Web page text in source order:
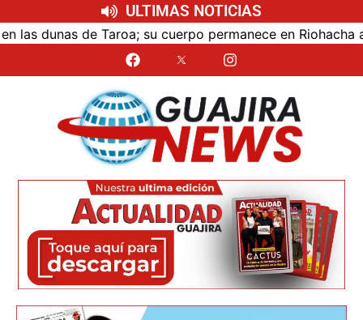
ULTIMAS NOTICIAS
de Taroa; su cuerpo permanece en Riohacha a la